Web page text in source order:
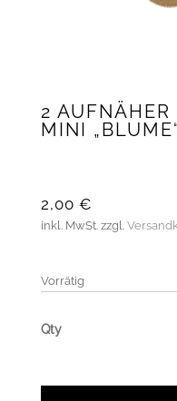
2
MINI „BLUME“
2,00 €
inkl. MwSt. zzgl.
Vorrätig